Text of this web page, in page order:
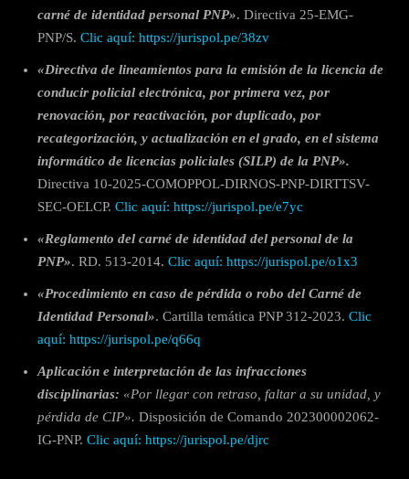
carné de identidad personal PNP». Directiva 25-EMG-
PNP/S. Clic aquí: https://jurispol.pe/38zv
«Directiva de lineamientos para la emisión de la licencia de
conducir policial electrónica, por primera vez, por
renovación, por reactivación, por duplicado, por
recategorización, y actualización en el grado, en el sistema
informático de licencias policiales (SILP) de la PNP».
Directiva 10-2025-COMOPPOL-DIRNOS-PNP-DIRTTSV-
SEC-OELCP. Clic aquí: https://jurispol.pe/e7yc
«Reglamento del carné de identidad del personal de la
PNP». RD. 513-2014. Clic aquí: https://jurispol.pe/o1x3
«Procedimiento en caso de pérdida o robo del Carné de
Identidad Personal». Cartilla temática PNP 312-2023. Clic
aquí: https://jurispol.pe/q66q
Aplicación e interpretación de las infracciones
disciplinarias: «Por llegar con retraso, faltar a su unidad, y
pérdida de CIP». Disposición de Comando 202300002062-
IG-PNP. Clic aquí: https://jurispol.pe/djrc